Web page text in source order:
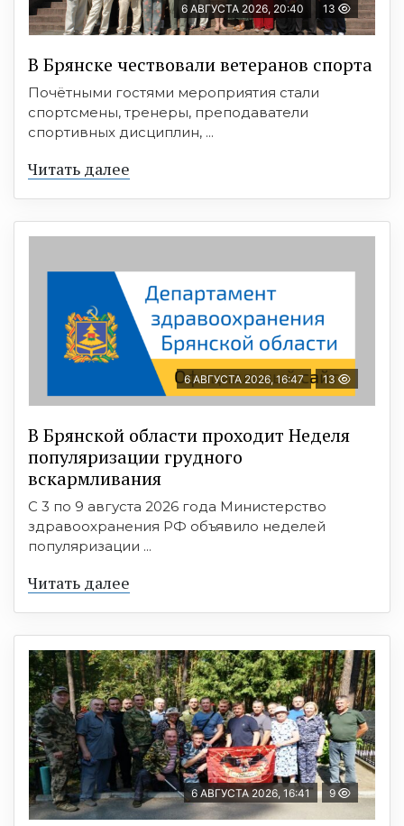
6 АВГУСТА 2026, 20:40 13
В Брянске чествовали ветеранов спорта
Почётными гостями мероприятия стали
спортсмены, тренеры, преподаватели
спортивных дисциплин, ...
Читать далее
6 АВГУСТА 2026, 16:47 13
В Брянской области проходит Неделя
популяризации грудного
вскармливания
С 3 по 9 августа 2026 года Министерство
здравоохранения РФ объявило неделей
популяризации ...
Читать далее
6 АВГУСТА 2026, 16:41 9